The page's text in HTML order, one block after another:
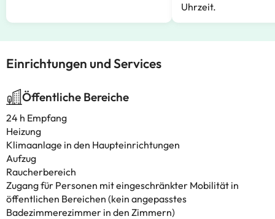
Uhrzeit.
Einrichtungen und Services
Öffentliche Bereiche
24 h Empfang
Heizung
Klimaanlage in den Haupteinrichtungen
Aufzug
Raucherbereich
Zugang für Personen mit eingeschränkter Mobilität in
öffentlichen Bereichen (kein angepasstes
Badezimmerezimmer in den Zimmern)